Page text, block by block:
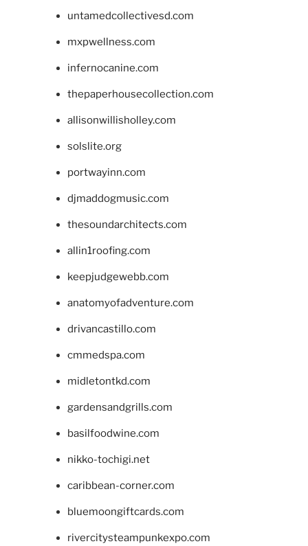
untamedcollectivesd.com
mxpwellness.com
infernocanine.com
thepaperhousecollection.com
allisonwillisholley.com
solslite.org
portwayinn.com
djmaddogmusic.com
thesoundarchitects.com
allin1roofing.com
keepjudgewebb.com
anatomyofadventure.com
drivancastillo.com
cmmedspa.com
midletontkd.com
gardensandgrills.com
basilfoodwine.com
nikko-tochigi.net
caribbean-corner.com
bluemoongiftcards.com
rivercitysteampunkexpo.com